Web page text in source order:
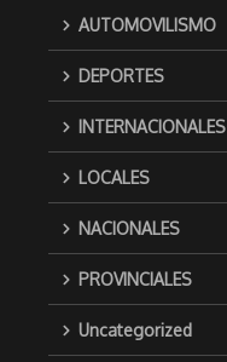
AUTOMOVILISMO
DEPORTES
INTERNACIONALES
LOCALES
NACIONALES
PROVINCIALES
Uncategorized